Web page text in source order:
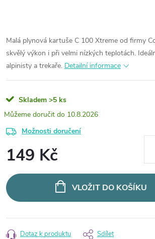
Malá plynová kartuše C 100 Xtreme od firmy
skvělý výkon i při velmi nízkých teplotách.
alpinisty a trekaře. Detailní informace
Skladem >5 ks
10.8.2026
Možnosti doručení
149 Kč
cena:
VLOŽIT DO KOŠÍKU
Dotaz k produktu Sdílet